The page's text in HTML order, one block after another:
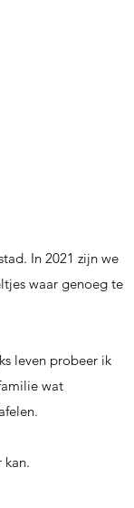
In 2021 zijn we
waar genoeg te
leven probeer ik
wat
kan.